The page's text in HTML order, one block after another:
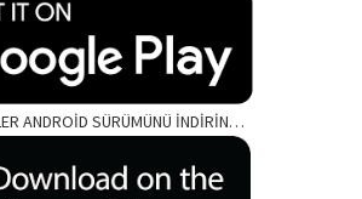
ANDROİD SÜRÜMÜNÜ İNDİRİN…